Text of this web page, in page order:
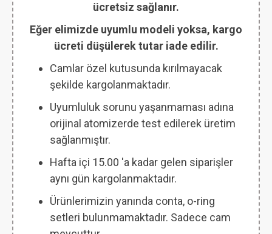
ücretsiz sağlanır.
Eğer elimizde uyumlu modeli yoksa, kargo
ücreti düşülerek tutar iade edilir.
Camlar özel kutusunda kırılmayacak
şekilde kargolanmaktadır.
Uyumluluk sorunu yaşanmaması adına
orijinal atomizerde test edilerek üretim
sağlanmıştır.
Hafta içi 15.00 'a kadar gelen siparişler
aynı gün kargolanmaktadır.
Ürünlerimizin yanında conta, o-ring
setleri bulunmamaktadır. Sadece cam